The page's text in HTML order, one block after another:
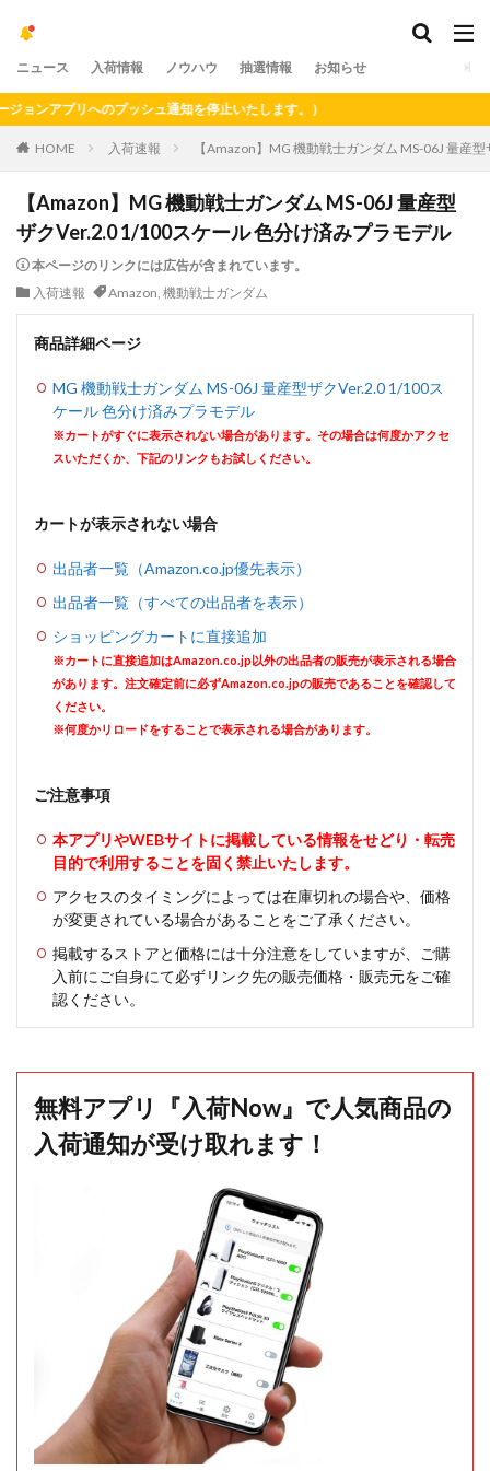
ニュース 入荷情報 ノウハウ 抽選情報 お知らせ
プリへのプッシュ通知を停止いたします。）
HOME 入荷速報 【Amazon】MG 機動戦士ガンダム MS-06J 量産
【Amazon】MG 機動戦士ガンダム MS-06J 量産型
ザクVer.2.0 1/100スケール 色分け済みプラモデル
本ページのリンクには広告が含まれています。
入荷速報
Amazon, 機動戦士ガンダム
商品詳細ページ
MG 機動戦士ガンダム MS-06J 量産型ザクVer.2.0 1/100ス
ケール 色分け済みプラモデル
※カートがすぐに表示されない場合があります。その場合は何度かアクセ
スいただくか、下記のリンクもお試しください。
カートが表示されない場合
出品者一覧（Amazon.co.jp優先表示）
出品者一覧（すべての出品者を表示）
ショッピングカートに直接追加
※カートに直接追加はAmazon.co.jp以外の出品者の販売が表示される場合
があります。注文確定前に必ずAmazon.co.jpの販売であることを確認して
ください。
※何度かリロードをすることで表示される場合があります。
ご注意事項
本アプリやWEBサイトに掲載している情報をせどり・転売
目的で利用することを固く禁止いたします。
アクセスのタイミングによっては在庫切れの場合や、価格
が変更されている場合があることをご了承ください。
掲載するストアと価格には十分注意をしていますが、ご購
入前にご自身にて必ずリンク先の販売価格・販売元をご確
認ください。
無料アプリ『入荷Now』で人気商品の
入荷通知が受け取れます！